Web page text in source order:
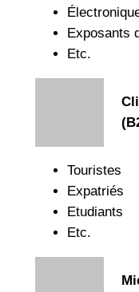
Exposants
Etc.
Touristes
Expatriés
Etudiants
Etc.